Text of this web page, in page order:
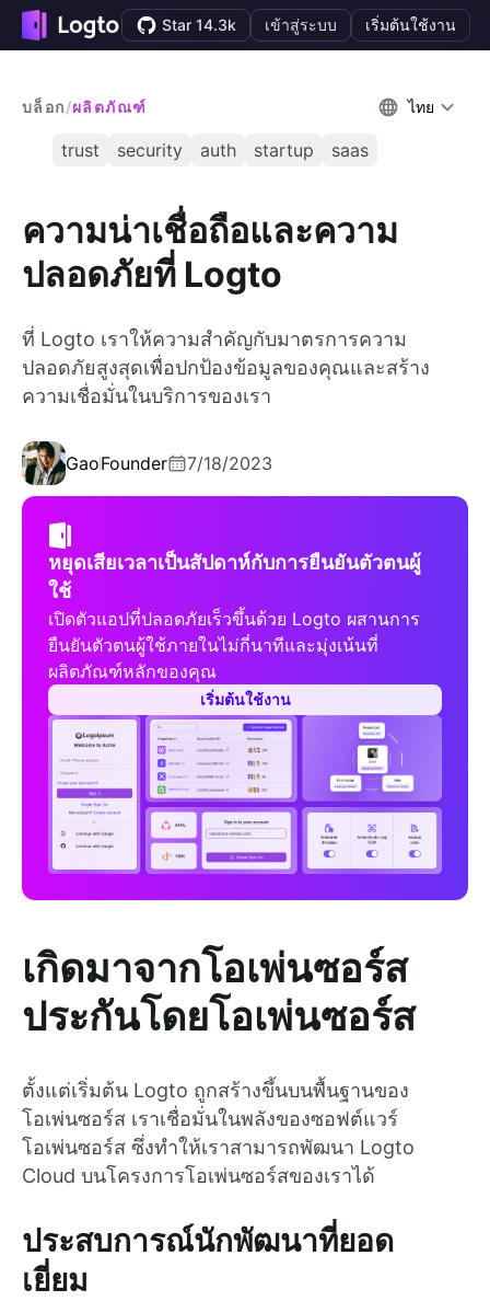
Star 14.3k เข้าสู่ระบบ เริ่มต้นใช้งาน
บล็อก/ผลิตภัณฑ์ ไทย
trust security auth startup saas
ความน่าเชื่อถือและความ
ปลอดภัยที่ Logto
ที่ Logto เราให้ความสำคัญกับมาตรการความ
ปลอดภัยสูงสุดเพื่อปกป้องข้อมูลของคุณและสร้าง
ความเชื่อมั่นในบริการของเรา
GaoFounder 7/18/2023
หยุดเสียเวลาเป็นสัปดาห์กับการยืนยันตัวตนผู้
ใช้
เปิดตัวแอปที่ปลอดภัยเร็วขึ้นด้วย Logto ผสานการ
ยืนยันตัวตนผู้ใช้ภายในไม่กี่นาทีและมุ่งเน้นที่
ผลิตภัณฑ์หลักของคุณ
เริ่มต้นใช้งาน
เกิดมาจากโอเพ่นซอร์ส
ประกันโดยโอเพ่นซอร์ส
ตั้งแต่เริ่มต้น Logto ถูกสร้างขึ้นบนพื้นฐานของ
โอเพ่นซอร์ส เราเชื่อมั่นในพลังของซอฟต์แวร์
โอเพ่นซอร์ส ซึ่งทำให้เราสามารถพัฒนา Logto
Cloud บนโครงการโอเพ่นซอร์สของเราได้
ประสบการณ์นักพัฒนาที่ยอด
เยี่ยม